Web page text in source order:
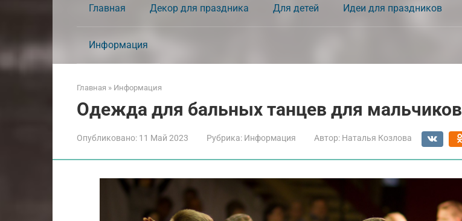
Главная Декор для праздника Для детей Идеи для праздников
Информация
Главная » Информация
Одежда для бальных танцев для мальчиков
Опубликовано: 11 Май 2023 Рубрика: Информация Автор: Наталья Козлова